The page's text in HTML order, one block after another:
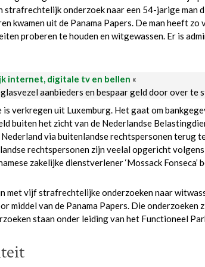
strafrechtelijk onderzoek naar een 54-jarige man
kwamen uit de Panama Papers. De man heeft zo
proberen te houden en witgewassen. Er is
internet, digitale tv en bellen «
aanbieders en bespaar geld door over te
verkregen uit Luxemburg. Het gaat om
buiten het zicht van de Nederlandse
via buitenlandse rechtspersonen terug
rechtspersonen zijn veelal opgericht
zakelijke dienstverlener ‘Mossack Fonseca’
met vijf strafrechtelijke onderzoeken naar
middel van de Panama Papers. Die onderzoeken
staan onder leiding van het Functioneel